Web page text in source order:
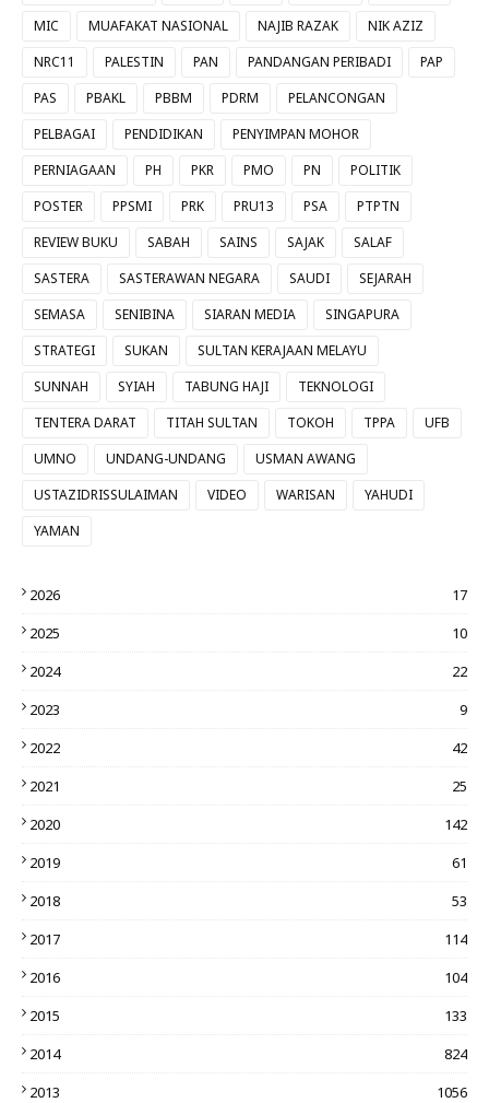
MIC
MUAFAKAT NASIONAL NAJIB RAZAK
NIK AZIZ
NRC11
PALESTIN PAN PANDANGAN PERIBADI
PAP
PAS
PBAKL PBBM PDRM
PELANCONGAN
PELBAGAI
PENDIDIKAN
PENYIMPAN MOHOR
PERNIAGAAN
PH PKR PMO PN
POLITIK
POSTER
PPSMI PRK PRU13 PSA
PTPTN
REVIEW BUKU
SABAH SAINS SAJAK
SALAF
SASTERA
SASTERAWAN NEGARA SAUDI
SEJARAH
SEMASA
SENIBINA SIARAN MEDIA
SINGAPURA
STRATEGI
SUKAN
SULTAN KERAJAAN MELAYU
SUNNAH
SYIAH TABUNG HAJI
TEKNOLOGI
TENTERA DARAT
TITAH SULTAN TOKOH TPPA
UFB
UMNO
UNDANG-UNDANG
USMAN AWANG
USTAZIDRISSULAIMAN
VIDEO WARISAN
YAHUDI
YAMAN
2026
17
2025
10
2024
22
2023
9
2022
42
2021
25
2020
142
2019
61
2018
53
2017
114
2016
104
2015
133
2014
824
2013
1056